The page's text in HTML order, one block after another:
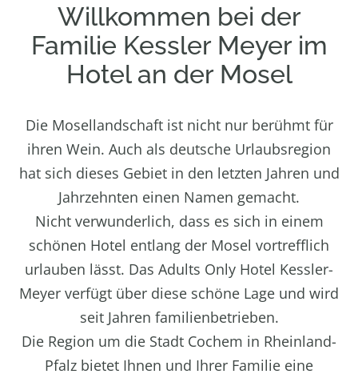
Willkommen bei der
Familie Kessler Meyer im
Hotel an der Mosel
Die Mosellandschaft ist nicht nur berühmt für
ihren Wein. Auch als deutsche Urlaubsregion
hat sich dieses Gebiet in den letzten Jahren und
Jahrzehnten einen Namen gemacht.
Nicht verwunderlich, dass es sich in einem
schönen Hotel entlang der Mosel vortrefflich
urlauben lässt. Das Adults Only Hotel Kessler-
Meyer verfügt über diese schöne Lage und wird
seit Jahren familienbetrieben.
Die Region um die Stadt Cochem in Rheinland-
Pfalz bietet Ihnen und Ihrer Familie eine